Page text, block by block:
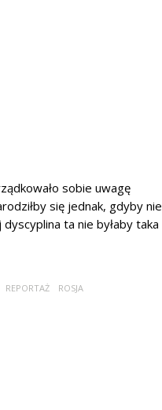
sobie uwagę
się jednak, gdyby nie
ta nie byłaby taka
REPORTAŻ
ROSJA